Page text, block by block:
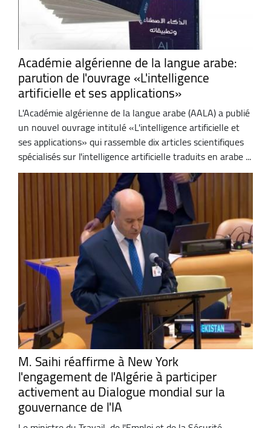
Académie algérienne de la langue arabe:
parution de l'ouvrage «L'intelligence
artificielle et ses applications»
L'Académie algérienne de la langue arabe (AALA) a publié
un nouvel ouvrage intitulé «L'intelligence artificielle et
ses applications» qui rassemble dix articles scientifiques
spécialisés sur l'intelligence artificielle traduits en arabe ...
M. Saihi réaffirme à New York
l'engagement de l'Algérie à participer
activement au Dialogue mondial sur la
gouvernance de l'IA